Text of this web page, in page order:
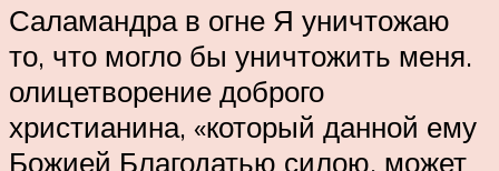
Саламандра в огне Я уничтожаю
то, что могло бы уничтожить меня.
олицетворение доброго
христианина, «который данной ему
Божией Благодатью силою, может